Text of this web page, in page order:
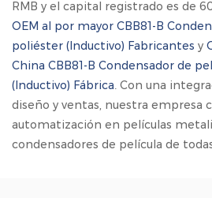
RMB y el capital registrado es de
OEM al por mayor CBB81-B
poliéster (lnductivo) Fabricantes y
China CBB81-B Condensador de
(lnductivo) Fábrica. Con una
diseño y ventas, nuestra empresa
automatización en películas
condensadores de película de